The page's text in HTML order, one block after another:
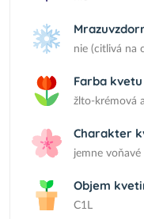
nie (citlivá na
Farba kvetu
žlto-krémová
Charakter
jemne voňavé
Objem
C1L